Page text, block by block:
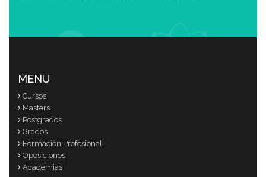
MENU
Cursos
Masters
Postgrados
Grados
Formación Profesional
Oposiciones
Academias